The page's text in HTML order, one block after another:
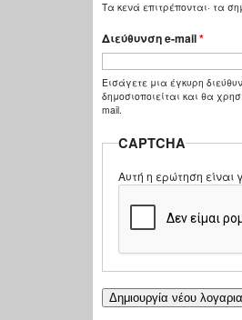
Τα κενά επιτρέπονται· τα
Διεύθυνση e-mail*
Εισάγετε μια έγκυρη
δημοσιοποιείται και θα
mail.
CAPTCHA
Αυτή η ερώτηση είναι